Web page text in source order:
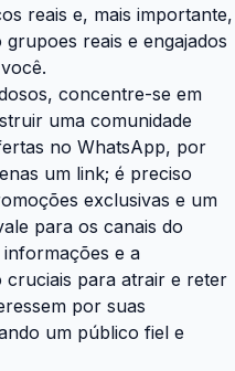
reais e, mais importante,
reais e engajados
concentre-se em
uma comunidade
no WhatsApp, por
um link; é preciso
exclusivas e um
para os canais do
e a
para atrair e reter
por suas
um público fiel e